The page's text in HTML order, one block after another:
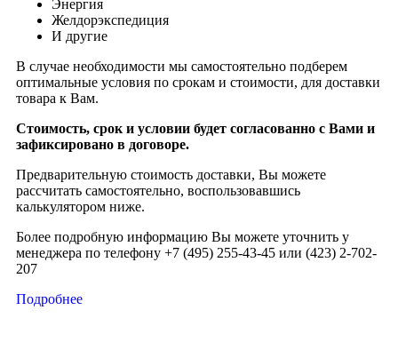
Энергия
Желдорэкспедиция
И другие
В случае необходимости мы самостоятельно подберем
оптимальные условия по срокам и стоимости, для доставки
товара к Вам.
Стоимость, срок и условии будет согласованно с Вами и
зафиксировано в договоре.
Предварительную стоимость доставки, Вы можете
рассчитать самостоятельно, воспользовавшись
калькулятором ниже.
Более подробную информацию Вы можете уточнить у
менеджера по телефону +7 (495) 255-43-45 или (423) 2-702-
207
Подробнее